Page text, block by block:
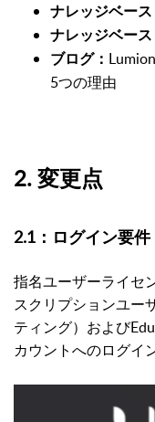
ナレッジベース
ナレッジベース
ブログ：
5つの理由
2. 変更点
2.1：ログイン要件
指名ユーザーライセ
スクリプションユー
ティング）および
カウントへのログイ